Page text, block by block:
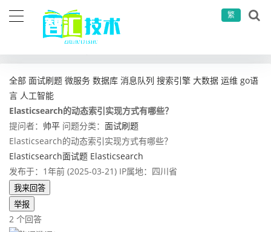
繁
全部 面试刷题 微服务 数据库 消息队列 搜索引擎 大数据 运维 go语
言 人工智能
Elasticsearch的动态索引实现方式有哪些？
提问者： 帅平 问题分类： 面试刷题
Elasticsearch的动态索引实现方式有哪些？
Elasticsearch面试题 Elasticsearch
发布于：1年前 (2025-03-21) IP属地：四川省
我来回答
举报
2 个回答